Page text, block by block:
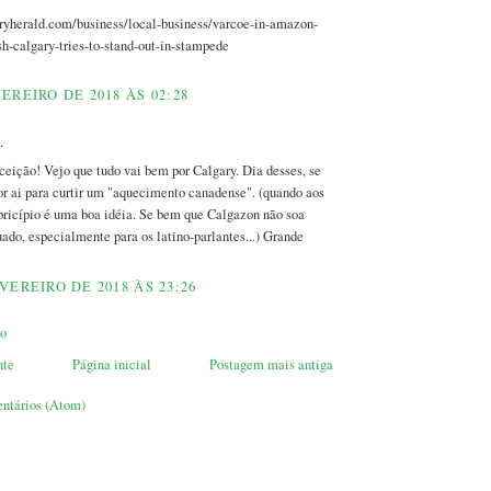
business/local-business/varcoe-in-amazon-
calgary-tries-to-stand-out-in-stampede
DE 2018 ÀS 02:28
Vejo que tudo vai bem por Calgary. Dia desses, se
ai para curtir um "aquecimento canadense". (quando aos
é uma boa idéia. Se bem que Calgazon não soa
especialmente para os latino-parlantes...) Grande
DE 2018 ÀS 23:26
Postagem mais antiga
Página inicial
(Atom)